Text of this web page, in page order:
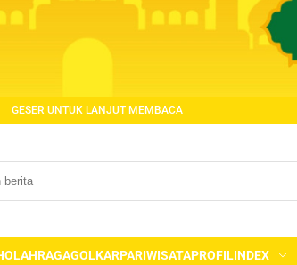
GESER UNTUK LANJUT MEMBACA
OLAHRAGAGOLKARPARIWISATAPROFILINDEX